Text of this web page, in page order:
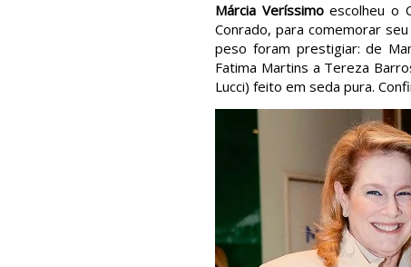
Márcia Veríssimoescolheu o
Conrado, para comemorar
peso foram prestigiar: de
Fatima Martins a Tereza
Lucci) feito em seda pura.